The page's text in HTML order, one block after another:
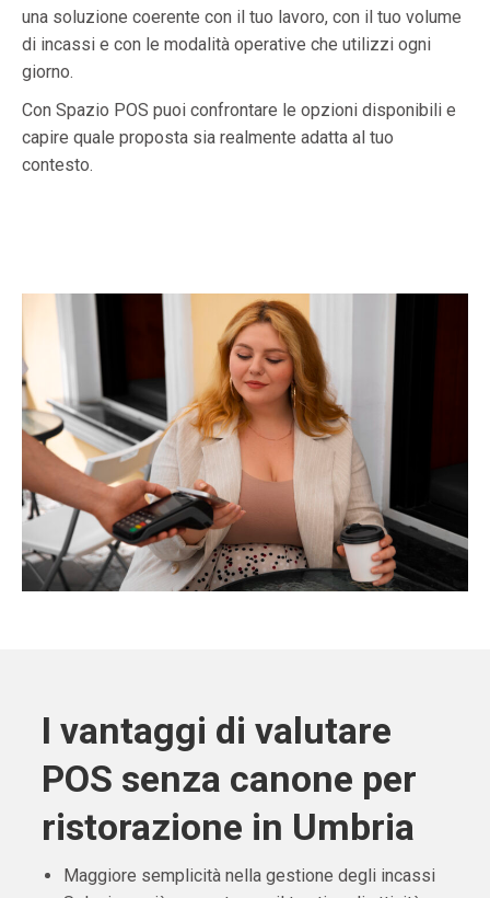
una soluzione coerente con il tuo lavoro, con il tuo volume
di incassi e con le modalità operative che utilizzi ogni
giorno.
Con Spazio POS puoi confrontare le opzioni disponibili e
capire quale proposta sia realmente adatta al tuo
contesto.
I vantaggi di valutare
POS senza canone per
ristorazione in Umbria
Maggiore semplicità nella gestione degli incassi